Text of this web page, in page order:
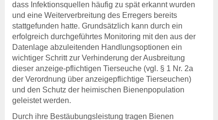
dass Infektionsquellen häufig zu spät erkannt wurden
und eine Weiterverbreitung des Erregers bereits
stattgefunden hatte. Grundsätzlich kann durch ein
erfolgreich durchgeführtes Monitoring mit den aus der
Datenlage abzuleitenden Handlungsoptionen ein
wichtiger Schritt zur Verhinderung der Ausbreitung
dieser anzeige-pflichtigen Tierseuche (vgl. § 1 Nr. 2a
der Verordnung über anzeigepflichtige Tierseuchen)
und den Schutz der heimischen Bienenpopulation
geleistet werden.
Durch ihre Bestäubungsleistung tragen Bienen